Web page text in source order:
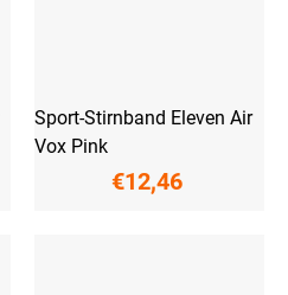
Sport-Stirnband Eleven Air
Vox Pink
€12,46